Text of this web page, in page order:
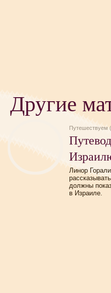
Другие
Путешествуем
Линор
должны
в Израиле.